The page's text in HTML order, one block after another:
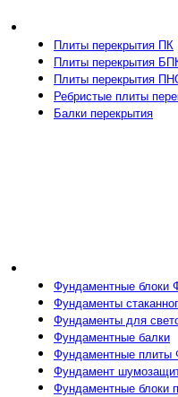
Плиты перекрытия ПК
Плиты перекрытия
Плиты перекрытия
Ребристые плиты
Балки перекрытия
Фундаментные блоки
Фундаменты
Фундаменты для
Фундаментные балки
Фундаментные плиты
Фундамент
Фундаментные блоки